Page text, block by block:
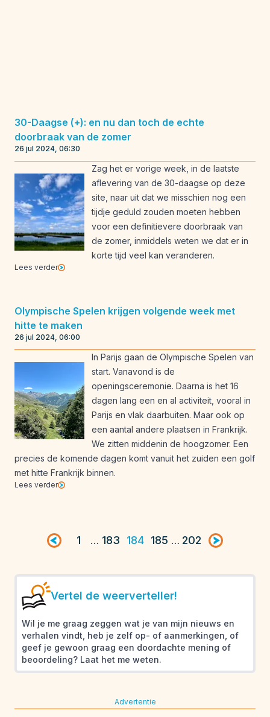
30-Daagse (+): en nu dan toch de echte
doorbraak van de zomer
26 jul 2024, 06:30
Zag het er vorige week, in de laatste
aflevering van de 30-daagse op deze
site, naar uit dat we misschien nog een
tijdje geduld zouden moeten hebben
voor een definitievere doorbraak van
de zomer, inmiddels weten we dat er in
korte tijd veel kan veranderen.
Lees verder
Olympische Spelen krijgen volgende week met
hitte te maken
26 jul 2024, 06:00
In Parijs gaan de Olympische Spelen van
start. Vanavond is de
openingsceremonie. Daarna is het 16
dagen lang een en al activiteit, vooral in
Parijs en vlak daarbuiten. Maar ook op
een aantal andere plaatsen in Frankrijk.
We zitten middenin de hoogzomer. Een
precies de komende dagen komt vanuit het zuiden een golf
met hitte Frankrijk binnen.
Lees verder
Vorige pagina
1 … 183 184 185 … 202 Volgende
Vertel de weerverteller!
Wil je me graag zeggen wat je van mijn nieuws en
verhalen vindt, heb je zelf op- of aanmerkingen, of
geef je gewoon graag een doordachte mening of
beoordeling? Laat het me weten.
Advertentie